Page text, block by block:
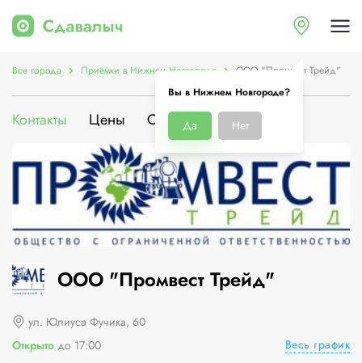
Вы в Нижнем Новгороде?
Да Нет
Все города Приёмки в Нижнем Новгороде ООО "Промвест Трейд"
Контакты Цены О компании
ООО "Промвест Трейд"
ул. Юлиуса Фучика, 60
Открыто до 17:00 Весь график